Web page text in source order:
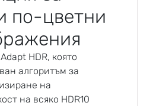
по-цветни
HDR, която
алгоритъм за
на
на всяко HDR10